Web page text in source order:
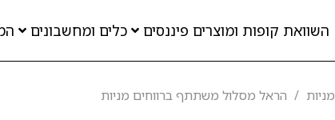
השוואת קופות ומוצרים פיננסים כלים ומחשבונים
מניות הראל מסלול משתתף ברווחים מניות